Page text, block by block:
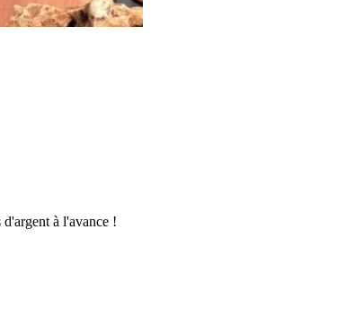
d'argent à l'avance !